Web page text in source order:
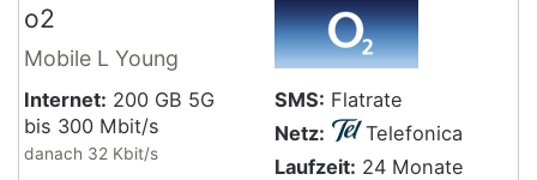
o2
Mobile L Young
Internet: 200 GB 5G
bis 300 Mbit/s
danach 32 Kbit/s
SMS: Flatrate
Netz:
Telefonica
Laufzeit: 24 Monate